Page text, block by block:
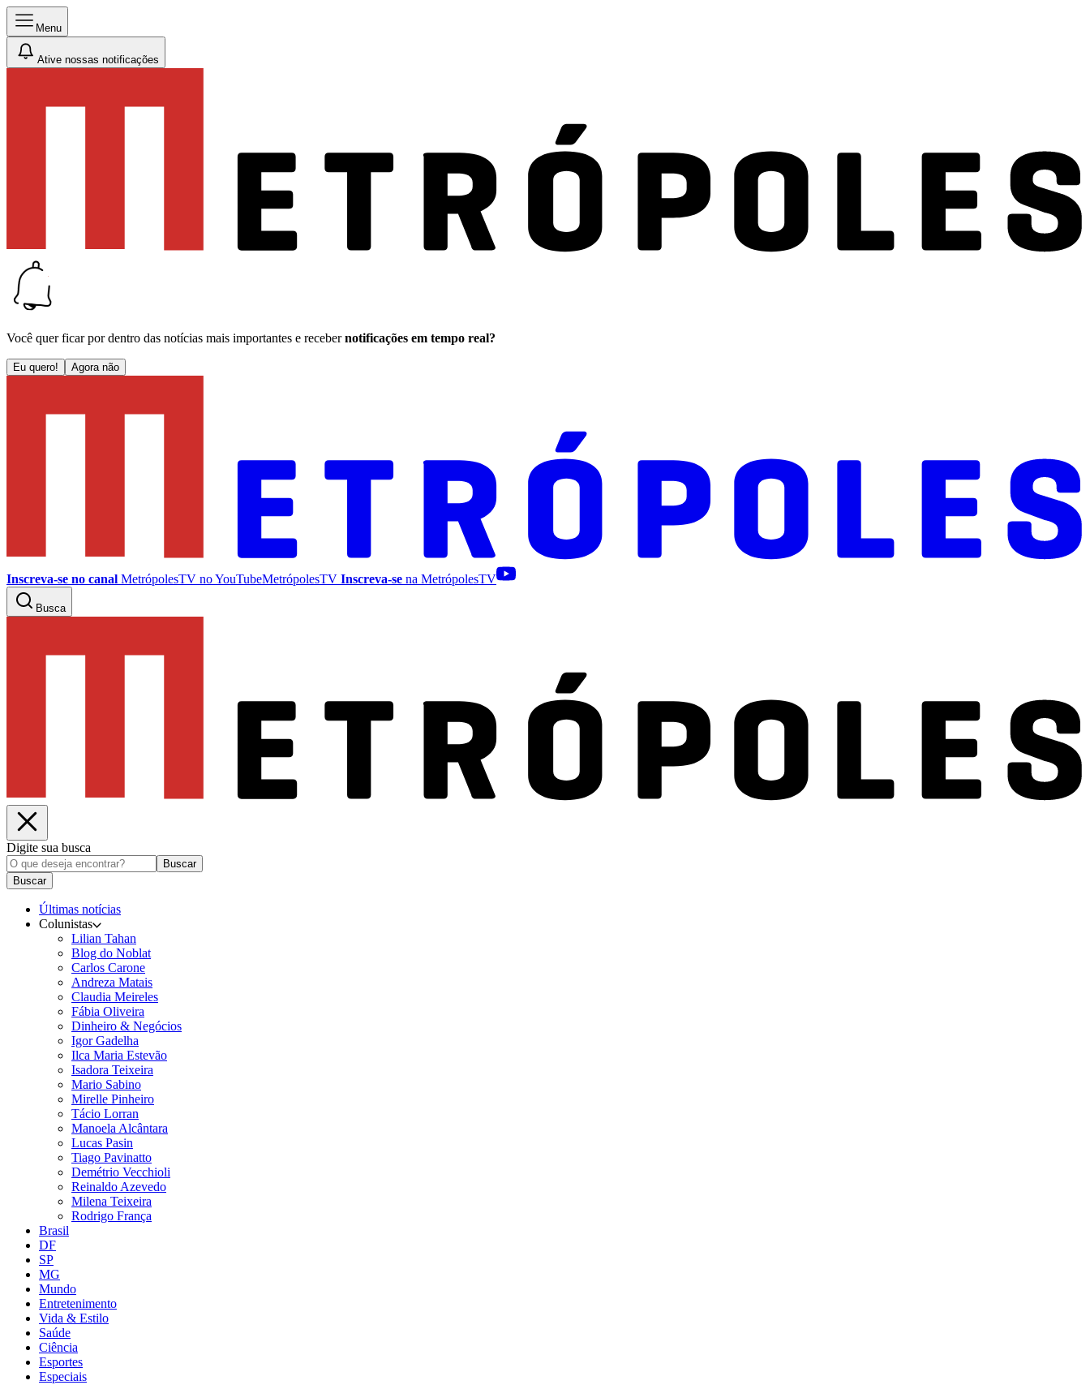
Menu
Ative nossas notificações
Você quer ficar por dentro das notícias mais importantes e receber notificações em tempo real?
Eu quero! Agora não
Inscreva-se no canal MetrópolesTV noYouTubeMetrópolesTV Inscreva-se na MetrópolesTV
Busca
Digite sua busca
Buscar
Buscar
Últimas notícias
Colunistas
Lilian Tahan
Blog do Noblat
Carlos Carone
Andreza Matais
Claudia Meireles
Fábia Oliveira
Dinheiro & Negócios
Igor Gadelha
Ilca Maria Estevão
Isadora Teixeira
Mario Sabino
Mirelle Pinheiro
Tácio Lorran
Manoela Alcântara
Lucas Pasin
Tiago Pavinatto
Demétrio Vecchioli
Reinaldo Azevedo
Milena Teixeira
Rodrigo França
Brasil
DF
SP
MG
Mundo
Entretenimento
Vida & Estilo
Saúde
Ciência
Esportes
Especiais